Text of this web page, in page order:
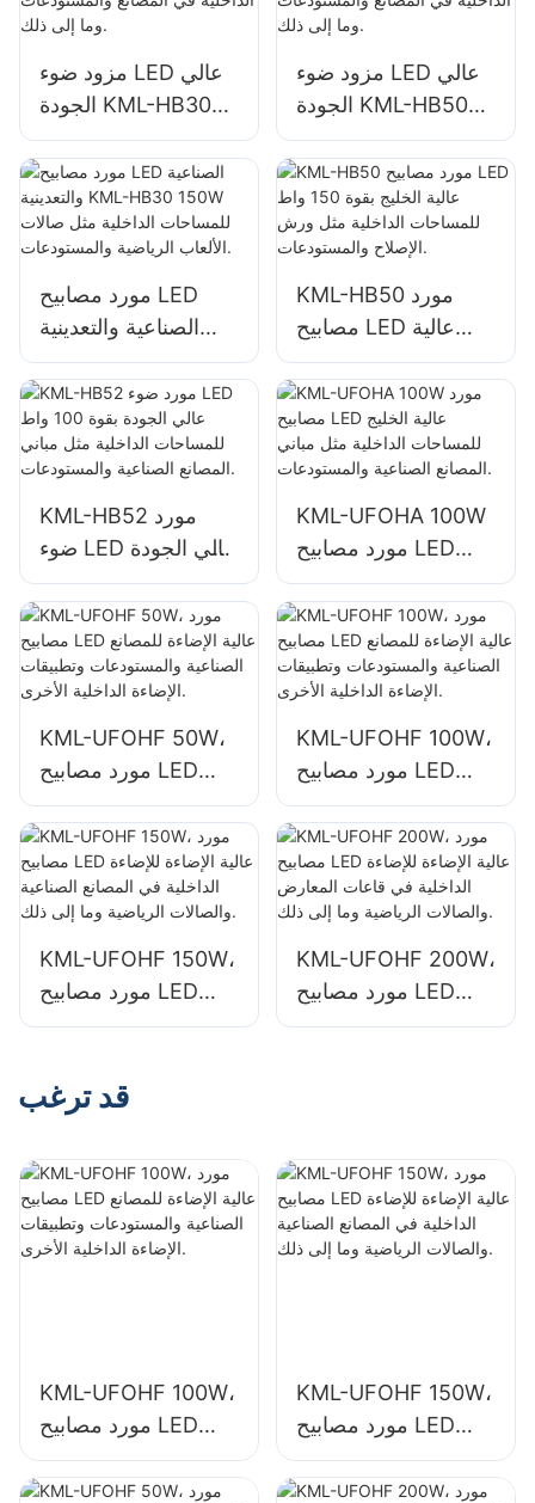
ذلك.
مزود ضوء LED عالي
الجودة KML-HB30
100W للإضاءة الداخلية
في المصانع
والمستودعات وما إلى
ذلك.
مزود ضوء LED عالي
الجودة KML-HB50
100W للإضاءة الداخلية
في المصانع
والمستودعات وما إلى
ذلك.
مورد مصابيح LED
الصناعية والتعدينية
KML-HB30 150W
للمساحات الداخلية
مثل صالات الألعاب
الرياضية
KML-HB50 مورد
مصابيح LED عالية
الخليج بقوة 150 واط
للمساحات الداخلية
مثل ورش الإصلاح
والمستودعات.
KML-HB52 مورد
ضوء LED عالي الجودة
بقوة 100 واط
للمساحات الداخلية
مثل مباني المصانع
الصناعية
KML-UFOHA 100W
مورد مصابيح LED
عالية الخليج للمساحات
الداخلية مثل مباني
المصانع الصناعية
والمستودعات.
KML-UFOHF 50W،
مورد مصابيح LED
عالية الإضاءة للمصانع
الصناعية والمستودعات
وتطبيقات الإضاءة
الداخلية الأخرى.
KML-UFOHF 100W،
مورد مصابيح LED
عالية الإضاءة للمصانع
الصناعية والمستودعات
وتطبيقات الإضاءة
الداخلية الأخرى.
KML-UFOHF 150W،
مورد مصابيح LED
عالية الإضاءة للإضاءة
الصناعية والصالات
KML-UFOHF 200W،
مورد مصابيح LED
عالية الإضاءة للإضاءة
قد ترغب
KML-UFOHF 100W،
مورد مصابيح LED
عالية الإضاءة للمصانع
الصناعية والمستودعات
KML-UFOHF 150W،
مورد مصابيح LED
عالية الإضاءة للإضاءة
الداخلية في المصانع